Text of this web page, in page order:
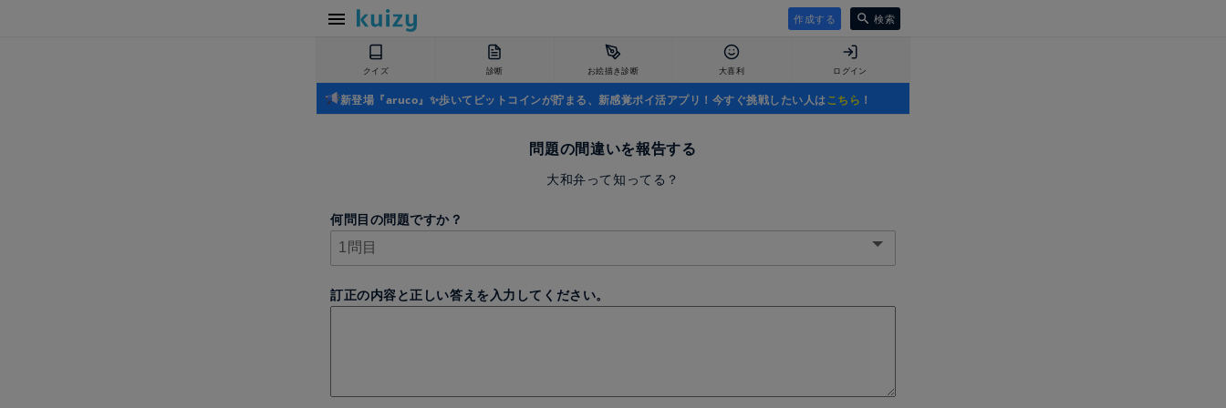
作成する 検索
クイズ 診断 お絵描き診断 大喜利 ログイン
新登場『aruco』✨歩いてビットコインが貯まる、新感覚ポイ活アプリ！今すぐ挑戦したい人はこちら ！
問題の間違いを報告する
大和弁って知ってる？
何問目の問題ですか？
訂正の内容と正しい答えを入力してください。